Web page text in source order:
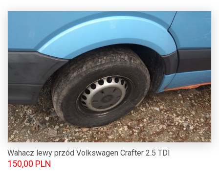
Wahacz lewy przód Volkswagen Crafter 2.5 TDI
150,00 PLN